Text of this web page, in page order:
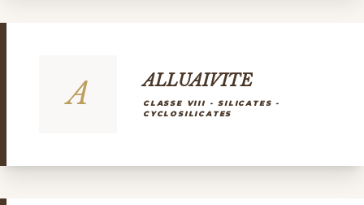
A ALLUAIVITE
CLASSE VIII - SILICATES -
CYCLOSILICATES